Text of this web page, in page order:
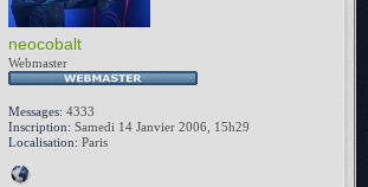
neocobalt
Webmaster
Messages: 4333
Inscription: Samedi 14 Janvier 2006, 15h29
Localisation: Paris